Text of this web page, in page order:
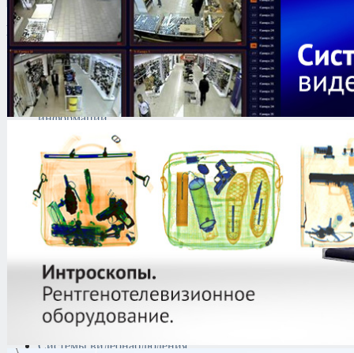
Каталог
Антитеррористическое
оборудование
Поиск и выявление
каналов утечки
информации
Технические средства
защиты информации
Тепловизоры
Криминалистическая
техника
Поисково-досмотровое
оборудование
Средства
документирования и
Металлодетекторы
Полиграфы
Противокражные системы
Рации и Аксессуары
Переговорные устройства
Системы видеонаблюдения